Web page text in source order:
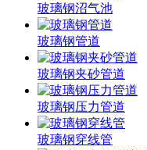
玻璃钢沼气池
玻璃钢管道
玻璃钢夹砂管道
玻璃钢压力管道
玻璃钢穿线管